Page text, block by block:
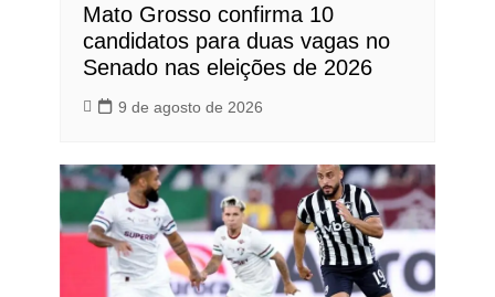
Mato Grosso confirma 10
candidatos para duas vagas no
Senado nas eleições de 2026
9 de agosto de 2026